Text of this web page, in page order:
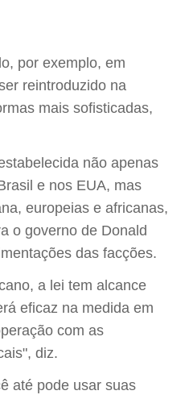
por exemplo, em
reintroduzido na
mais sofisticadas,
não apenas
e nos EUA, mas
europeias e africanas,
o governo de Donald
das facções.
a lei tem alcance
eficaz na medida em
com as
diz.
até pode usar suas